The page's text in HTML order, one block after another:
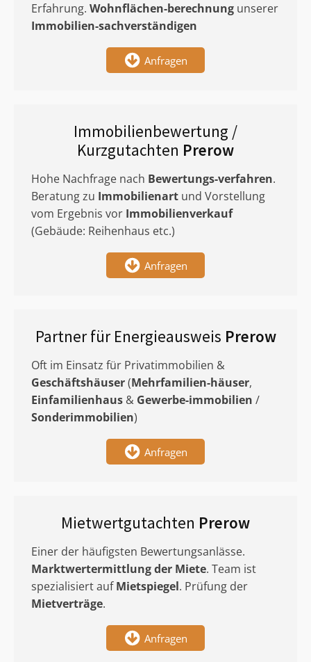
Erfahrung. Wohnflächen-berechnung unserer
Immobilien-sachverständigen
Anfragen
Immobilienbewertung /
Kurzgutachten Prerow
Hohe Nachfrage nach Bewertungs-verfahren.
Beratung zu Immobilienart und Vorstellung
vom Ergebnis vor Immobilienverkauf
(Gebäude: Reihenhaus etc.)
Anfragen
Partner für Energieausweis Prerow
Oft im Einsatz für Privatimmobilien &
Geschäftshäuser(Mehrfamilien-häuser,
Einfamilienhaus & Gewerbe-immobilien /
Sonderimmobilien)
Anfragen
Mietwertgutachten Prerow
Einer der häufigsten Bewertungsanlässe.
Marktwertermittlungder Miete. Team ist
spezialisiert aufMietspiegel. Prüfung der
Mietverträge.
Anfragen